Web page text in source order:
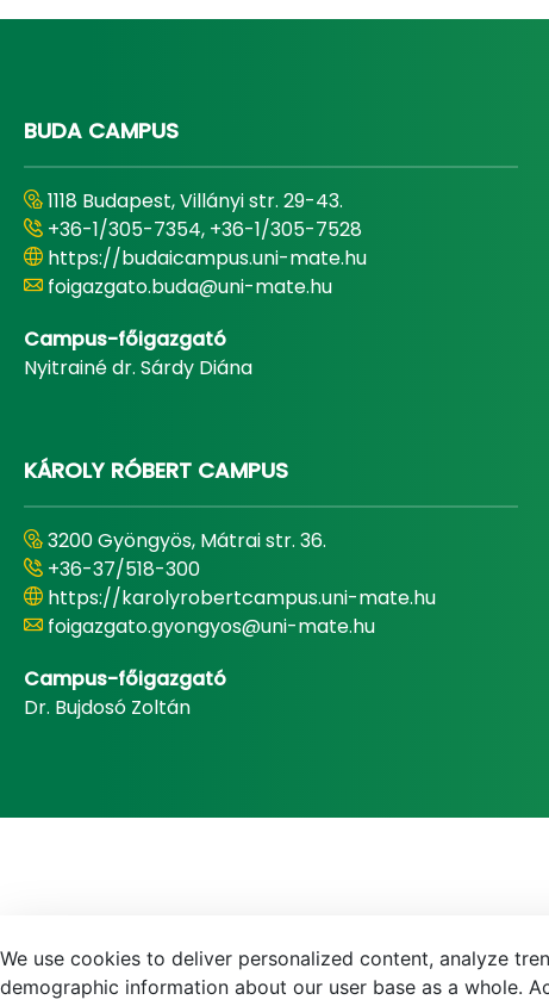
BUDA CAMPUS
1118 Budapest, Villányi str. 29-43.
+36-1/305-7354, +36-1/305-7528
https://budaicampus.uni-mate.hu
foigazgato.buda@uni-mate.hu
Campus-főigazgató
Nyitrainé dr. Sárdy Diána
KÁROLY RÓBERT CAMPUS
3200 Gyöngyös, Mátrai str. 36.
+36-37/518-300
https://karolyrobertcampus.uni-mate.hu
foigazgato.gyongyos@uni-mate.hu
Campus-főigazgató
Dr. Bujdosó Zoltán
We use cookies to deliver personalized content, analyze
demographic information about our user base as a whole.